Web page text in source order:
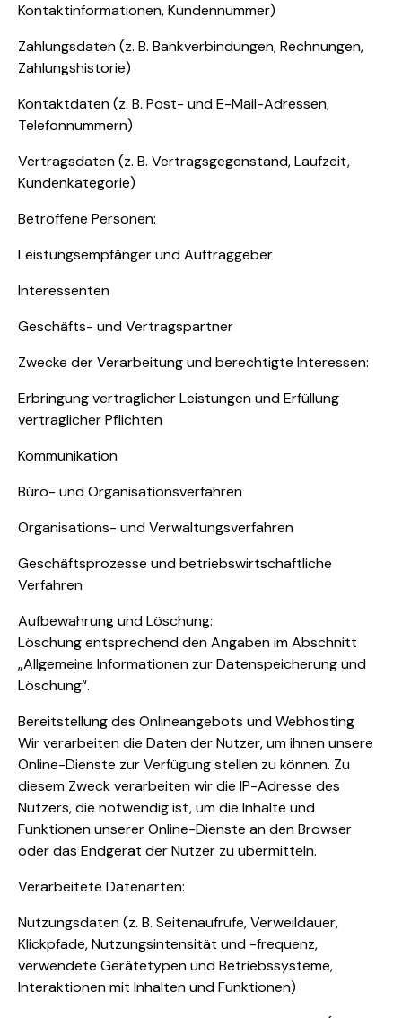
Kontaktinformationen, Kundennummer)
Zahlungsdaten (z. B. Bankverbindungen, Rechnungen,
Zahlungshistorie)
Kontaktdaten (z. B. Post- und E-Mail-Adressen,
Telefonnummern)
Vertragsdaten (z. B. Vertragsgegenstand, Laufzeit,
Kundenkategorie)
Betroffene Personen:
Leistungsempfänger und Auftraggeber
Interessenten
Geschäfts- und Vertragspartner
Zwecke der Verarbeitung und berechtigte Interessen:
Erbringung vertraglicher Leistungen und Erfüllung
vertraglicher Pflichten
Kommunikation
Büro- und Organisationsverfahren
Organisations- und Verwaltungsverfahren
Geschäftsprozesse und betriebswirtschaftliche
Verfahren
Aufbewahrung und Löschung:
Löschung entsprechend den Angaben im Abschnitt
„Allgemeine Informationen zur Datenspeicherung und
Löschung“.
Bereitstellung des Onlineangebots und Webhosting
Wir verarbeiten die Daten der Nutzer, um ihnen unsere
Online-Dienste zur Verfügung stellen zu können. Zu
diesem Zweck verarbeiten wir die IP-Adresse des
Nutzers, die notwendig ist, um die Inhalte und
Funktionen unserer Online-Dienste an den Browser
oder das Endgerät der Nutzer zu übermitteln.
Verarbeitete Datenarten:
Nutzungsdaten (z. B. Seitenaufrufe, Verweildauer,
Klickpfade, Nutzungsintensität und -frequenz,
verwendete Gerätetypen und Betriebssysteme,
Interaktionen mit Inhalten und Funktionen)